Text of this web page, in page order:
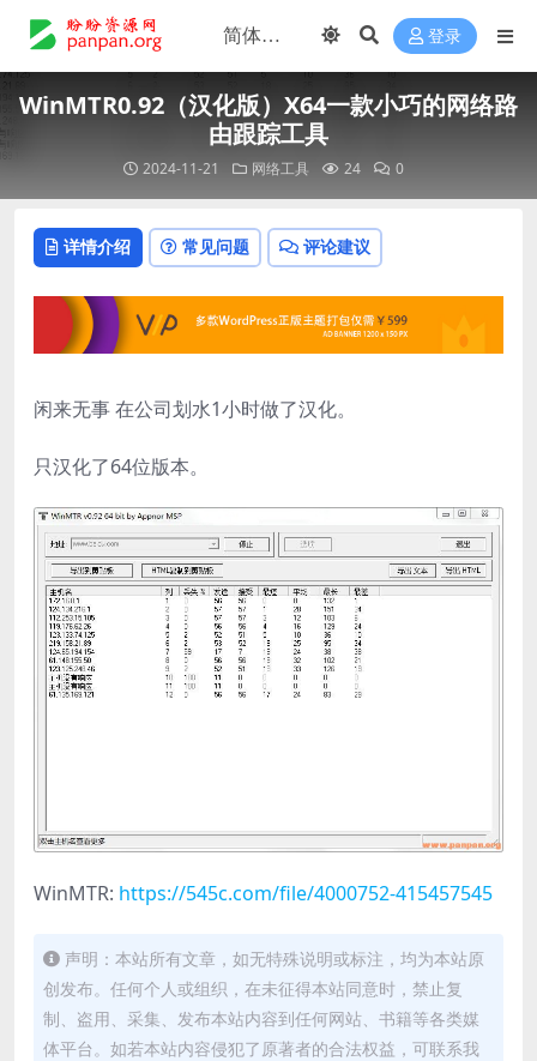
登录
WinMTR0.92（汉化版）X64一款小巧的网络路
由跟踪工具
2024-11-21 网络工具 24 0
详情介绍 常见问题 评论建议
闲来无事 在公司划水1小时做了汉化。
只汉化了64位版本。
WinMTR: https://545c.com/file/4000752-415457545
声明：本站所有文章，如无特殊说明或标注，均为本站原
创发布。任何个人或组织，在未征得本站同意时，禁止复
制、盗用、采集、发布本站内容到任何网站、书籍等各类媒
体平台。如若本站内容侵犯了原著者的合法权益，可联系我